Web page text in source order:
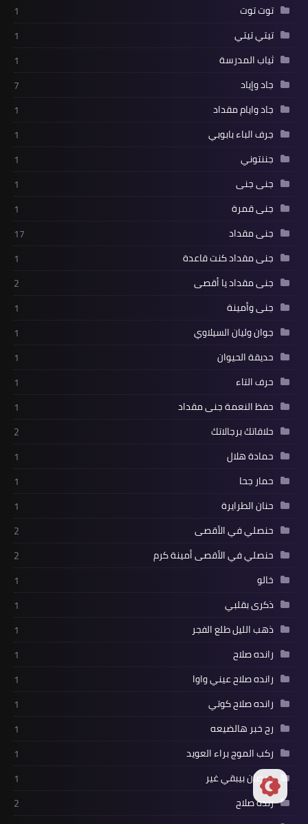
توت توت
1
تيتي تيتي
1
ثياب المدرسة
1
جاد وإياد
7
جاد وايام مقداد
1
جرف الباء بابوبي
1
جننتوني
1
جنى جنى
1
جنى قمرة
1
جنى مقداد
17
جنى مقداد كنت قاعدة
1
جنى مقداد يا أقصى
2
جنى وأمينة
1
جوان وليان السيلاوي
1
حديقة الحيوان
1
حرف التاء
1
حفظ النعمة جنى مقداد
1
حلاقاتك برجالاتك
2
حمادة هلال
1
حمار جحا
1
حنان الطرايرة
1
حنصلي في الأقصى
2
حنصلي في الأقصى أمينة كرم
2
خالو
1
ذكرى بقلبي
1
ذهب الليل طلع الفجر
1
رانده صلاح
1
رانده صلاح عيني واوا
1
رانده صلاح كوتي
1
رح خبر هالضيعه
1
ركب الموج براء العويد
1
رمضان بيبقي غير
1
رنده صلاح
2